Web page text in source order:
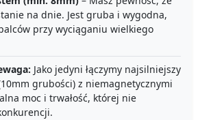
na dnie. Jest gruba i wygodna,
przy wyciąganiu wielkiego
Jako jedyni łączymy najsilniejszy
grubości) z niemagnetycznymi
moc i trwałość, której nie